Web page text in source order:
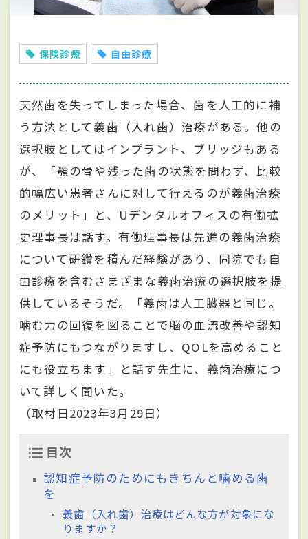
保険診療 自由診療
天然歯を失ってしまった場合、歯を人工的に補
う方法として義歯（入れ歯）治療がある。他の
選択肢としてはインプラント、ブリッジもある
が、「顎の骨や残った歯の状態を問わず、比較
的幅広い患者さんに対して行えるのが義歯治療
のメリット」と、Uデンタルオフィスの有働拡
史理事長は話す。有働理事長は先進の義歯治療
について研鑽を積んだ経験があり、同院でも自
由診療を含むさまざまな義歯治療の選択肢を提
供しているそうだ。「義歯は人工臓器と同じ。
噛む力の回復を図ることで脳の血流改善や認知
症予防にもつながりますし、QOLを高めること
にも役立ちます」と話す先生に、義歯治療につ
いて詳しく聞いた。
（取材日2023年3月29日）
目次
認知症予防のためにもきちんと噛める歯
を
義歯（入れ歯）治療はどんな方が対象にな
りますか？